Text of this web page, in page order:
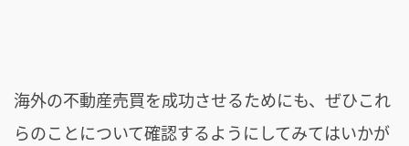
海外の不動産売買を成功させるためにも、ぜひこれ
らのことについて確認するようにしてみてはいかが